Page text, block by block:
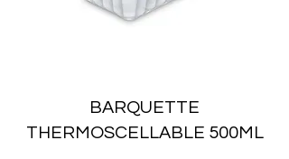
BARQUETTE
THERMOSCELLABLE 500ML